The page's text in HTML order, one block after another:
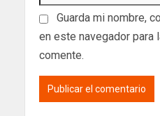
Guarda mi nombre,
en este navegador para
comente.